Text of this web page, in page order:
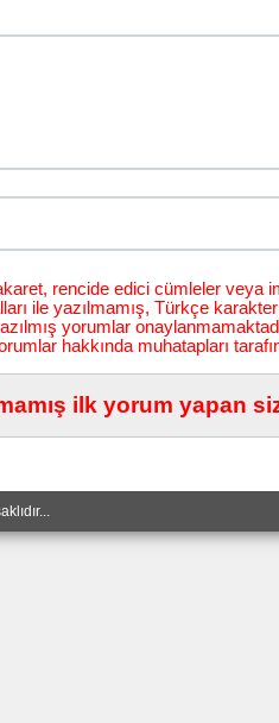
rencide edici cümleler veya
ile yazılmamış, Türkçe
yorumlar
hakkında muhatapları
ilk yorum yapan